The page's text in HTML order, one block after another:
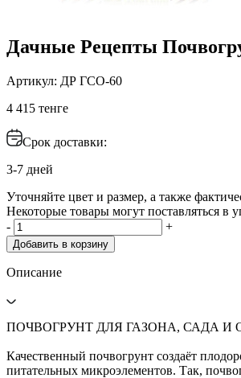
Дачные Рецепты
Артикул: ДР ГСО-60
4 415 тенге
Срок доставки:
3-7 дней
Уточняйте цвет и размер, а также
Некоторые товары могут поставляться в
-
+
Добавить в корзину
Описание
ПОЧВОГРУНТ ДЛЯ ГАЗОНА, САДА И
Качественный почвогрунт создаёт
питательных микроэлементов. Так,